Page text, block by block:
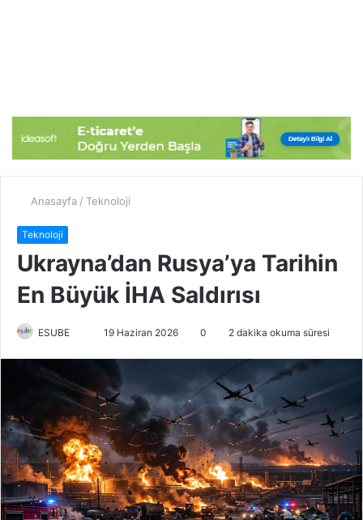
Anasayfa / Teknoloji
Teknoloji
Ukrayna’dan Rusya’ya Tarihin
En Büyük İHA Saldırısı
ESUBE
e
-
p
o
s
t
a
19 Haziran 2026 0 2 dakika okuma süresi